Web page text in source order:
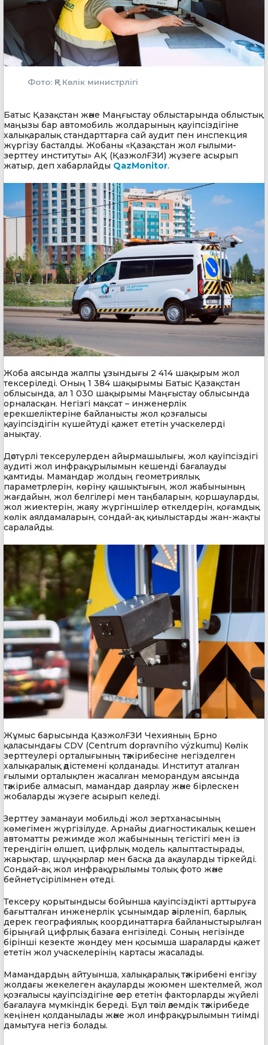
Фото: ҚР Көлік министрлігі
Батыс Қазақстан және Маңғыстау облыстарында облыстық
маңызы бар автомобиль жолдарының қауіпсіздігіне
халықаралық стандарттарға сай аудит пен инспекция
жүргізу басталды. Жобаны «Қазақстан жол ғылыми-
зерттеу институты» АҚ (ҚазжолҒЗИ) жүзеге асырып
жатыр, деп хабарлайды QazMonitor.
Жоба аясында жалпы ұзындығы 2 414 шақырым жол
тексеріледі. Оның 1 384 шақырымы Батыс Қазақстан
облысында, ал 1 030 шақырымы Маңғыстау облысында
орналасқан. Негізгі мақсат – инженерлік
ерекшеліктеріне байланысты жол қозғалысы
қауіпсіздігін күшейтуді қажет ететін учаскелерді
анықтау.
Дәстүрлі тексерулерден айырмашылығы, жол қауіпсіздігі
аудиті жол инфрақұрылымын кешенді бағалауды
қамтиды. Мамандар жолдың геометриялық
параметрлерін, көріну қашықтығын, жол жабынының
жағдайын, жол белгілері мен таңбаларын, қоршауларды,
жол жиектерін, жаяу жүргіншілер өткелдерін, қоғамдық
көлік аялдамаларын, сондай-ақ қиылыстарды жан-жақты
саралайды.
Жұмыс барысында ҚазжолҒЗИ Чехияның Брно
қаласындағы CDV (Centrum dopravního výzkumu) Көлік
зерттеулері орталығының тәжірибесіне негізделген
халықаралық әдістемені қолданады. Институт аталған
ғылыми орталықпен жасалған меморандум аясында
тәжірибе алмасып, мамандар даярлау және бірлескен
жобаларды жүзеге асырып келеді.
Зерттеу заманауи мобильді жол зертханасының
көмегімен жүргізілуде. Арнайы диагностикалық кешен
автоматты режимде жол жабынының тегістігі мен із
тереңдігін өлшеп, цифрлық модель қалыптастырады,
жарықтар, шұңқырлар мен басқа да ақауларды тіркейді.
Сондай-ақ жол инфрақұрылымы толық фото және
бейнетүсірілімнен өтеді.
Тексеру қорытындысы бойынша қауіпсіздікті арттыруға
бағытталған инженерлік ұсынымдар әзірленіп, барлық
дерек географиялық координаттарға байланыстырылған
бірыңғай цифрлық базаға енгізіледі. Соның негізінде
бірінші кезекте жөндеу мен қосымша шараларды қажет
ететін жол учаскелерінің картасы жасалады.
Мамандардың айтуынша, халықаралық тәжірибені енгізу
жолдағы жекелеген ақауларды жоюмен шектелмей, жол
қозғалысы қауіпсіздігіне әсер ететін факторларды жүйелі
бағалауға мүмкіндік береді. Бұл тәсіл әлемдік тәжірибеде
кеңінен қолданылады және жол инфрақұрылымын тиімді
дамытуға негіз болады.